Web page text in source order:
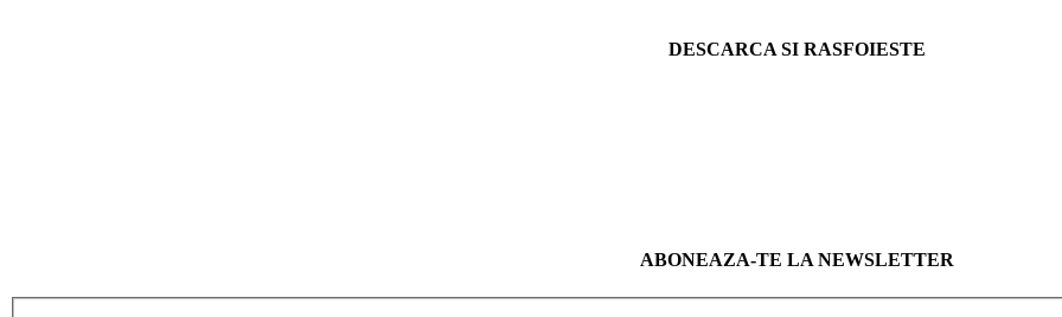
DESCARCA SI RASFOIESTE
ABONEAZA-TE LA NEWSLETTER